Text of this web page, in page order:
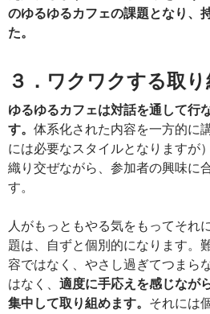
のゆるゆるカフェの課題となり、
た。
３．ワクワクする取
ゆるゆるカフェは対話を通して行
す。 体系化された内容を一方的に
には必要なスタイルとなりますが
織り交ぜながら、参加者の興味に
す。
人がもっともやる気をもってそれ
題は、自ずと個別的になります。
容ではなく、やさし過ぎてつまら
はなく、 適度に手応えを感じなが
集中して取り組めます。 それには